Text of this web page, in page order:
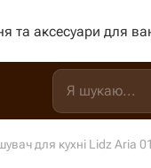
та аксесуари для
для кухні Lidz Aria